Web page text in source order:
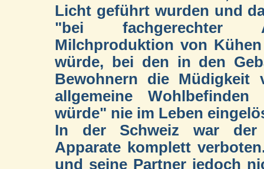
Licht geführt wurden und
"bei fachgerechter
Milchproduktion von
würde, bei den in den
Bewohnern die Müdigkeit
allgemeine Wohlbefinden
würde" nie im Leben
In der Schweiz war der
Apparate komplett
und seine Partner jedoch